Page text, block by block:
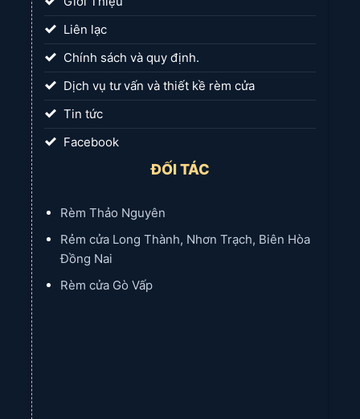
Liên lạc
Chính sách và quy định.
Dịch vụ tư vấn và thiết kề rèm cửa
Tin tức
Facebook
ĐỐI TÁC
Rèm Thảo Nguyên
Rẻm cửa Long Thành, Nhơn Trạch, Biên Hòa
Đồng Nai
Rèm cửa Gò Vấp